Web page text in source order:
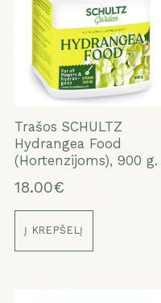
Trašos SCHULTZ
Hydrangea Food
(Hortenzijoms), 900 g.
18.00€
Į KREPŠELĮ